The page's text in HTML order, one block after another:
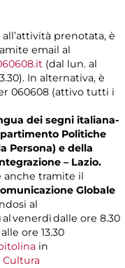
prenotata, è
email al
(dal lun. al
In alternativa, è
060608 (attivo tutti i
dei segni italiana-
Politiche
Persona) e della
– Lazio.
anche tramite il
Globale
al
venerdì dalle ore 8.30
ore 13.30
in